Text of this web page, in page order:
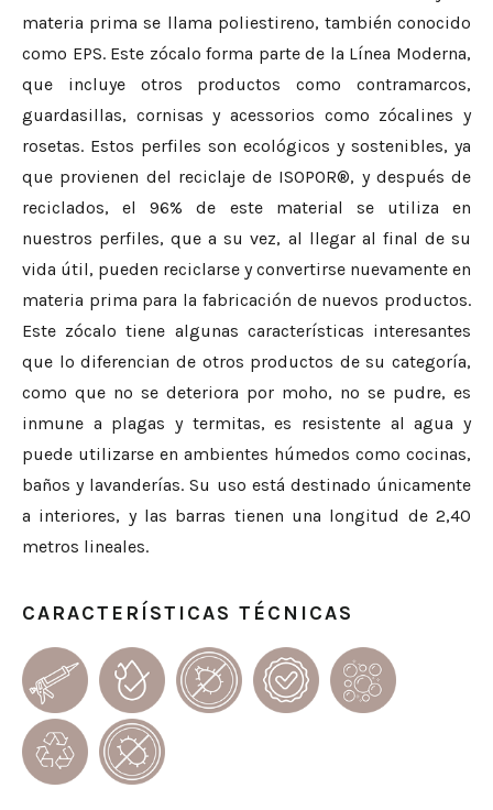
materia prima se llama poliestireno, también conocido
como EPS. Este zócalo forma parte de la Línea Moderna,
que incluye otros productos como contramarcos,
guardasillas, cornisas y acessorios como zócalines y
rosetas. Estos perfiles son ecológicos y sostenibles, ya
que provienen del reciclaje de ISOPOR®, y después de
reciclados, el 96% de este material se utiliza en
nuestros perfiles, que a su vez, al llegar al final de su
vida útil, pueden reciclarse y convertirse nuevamente en
materia prima para la fabricación de nuevos productos.
Este zócalo tiene algunas características interesantes
que lo diferencian de otros productos de su categoría,
como que no se deteriora por moho, no se pudre, es
inmune a plagas y termitas, es resistente al agua y
puede utilizarse en ambientes húmedos como cocinas,
baños y lavanderías. Su uso está destinado únicamente
a interiores, y las barras tienen una longitud de 2,40
metros lineales.
CARACTERÍSTICAS TÉCNICAS